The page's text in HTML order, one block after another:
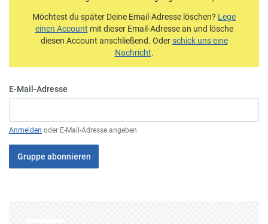
Möchtest du später Deine Email-Adresse löschen? Lege
einen Account mit dieser Email-Adresse an und lösche
diesen Account anschließend. Oderschick uns eine
Nachricht.
E-Mail-Adresse
Anmelden oder E-Mail-Adresse angeben
Gruppe abonnieren